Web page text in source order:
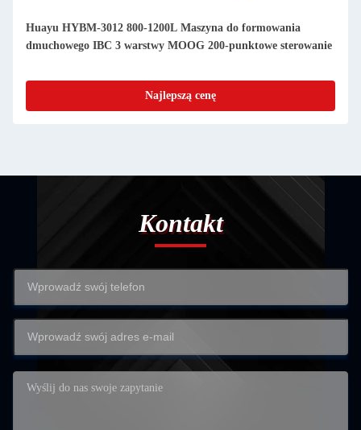
Huayu HYBM-3012 800-1200L Maszyna do formowania
dmuchowego IBC 3 warstwy MOOG 200-punktowe sterowanie
Najlepszą cenę
Kontakt